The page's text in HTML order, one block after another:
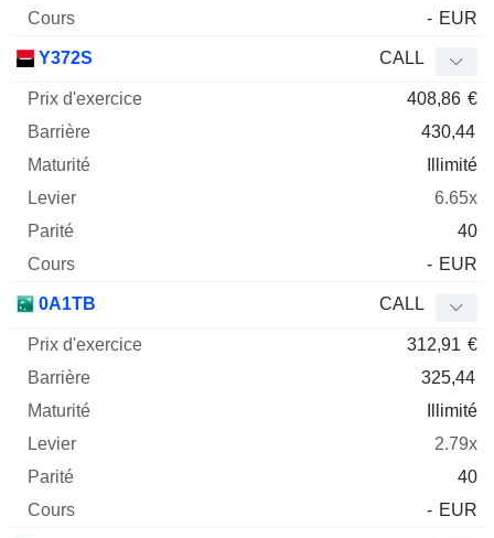
- EUR
Y372S CALL
408,86 €
430,44
Illimité
6.65x
40
- EUR
0A1TB CALL
312,91 €
325,44
Illimité
2.79x
40
- EUR